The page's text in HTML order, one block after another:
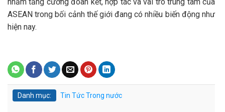
nhằm tăng cường đoàn kết, hợp tác và vai trò trung tâm của
ASEAN trong bối cảnh thế giới đang có nhiều biến động như
hiện nay.
Danh mục: Tin TứcTrong nước